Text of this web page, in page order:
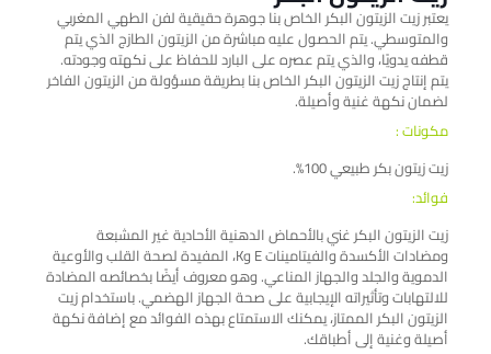
يعتبر زيت الزيتون البكر الخاص بنا جوهرة حقيقية لفن الطهي المغربي
والمتوسطي. يتم الحصول عليه مباشرة من الزيتون الطازج الذي يتم
قطفه يدويًا، والذي يتم عصره على البارد للحفاظ على نكهته وجودته.
يتم إنتاج زيت الزيتون البكر الخاص بنا بطريقة مسؤولة من الزيتون الفاخر
لضمان نكهة غنية وأصيلة.
مكونات :
زيت زيتون بكر طبيعي 100%.
فوائد:
زيت الزيتون البكر غني بالأحماض الدهنية الأحادية غير المشبعة
ومضادات الأكسدة والفيتامينات E وK، المفيدة لصحة القلب والأوعية
الدموية والجلد والجهاز المناعي. وهو معروف أيضًا بخصائصه المضادة
للالتهابات وتأثيراته الإيجابية على صحة الجهاز الهضمي. باستخدام زيت
الزيتون البكر الممتاز، يمكنك الاستمتاع بهذه الفوائد مع إضافة نكهة
أصيلة وغنية إلى أطباقك.